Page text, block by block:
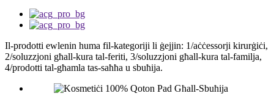
Il-prodotti ewlenin huma fil-kategoriji li ġejjin: 1/aċċessorji kirurġiċi,
2/soluzzjoni għall-kura tal-feriti, 3/soluzzjoni għall-kura tal-familja,
4/prodotti tal-għamla tas-saħħa u sbuħija.